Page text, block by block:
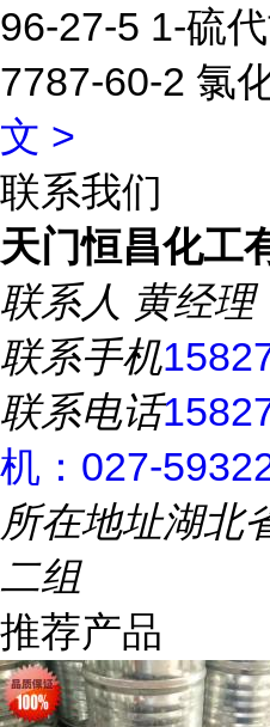
96-27-5 1-硫
7787-60-2 氯
文 >
联系我们
天门恒昌化工
联系人 黄经理
联系手机
联系电话
机：027-
所在地址湖北
二组
推荐产品